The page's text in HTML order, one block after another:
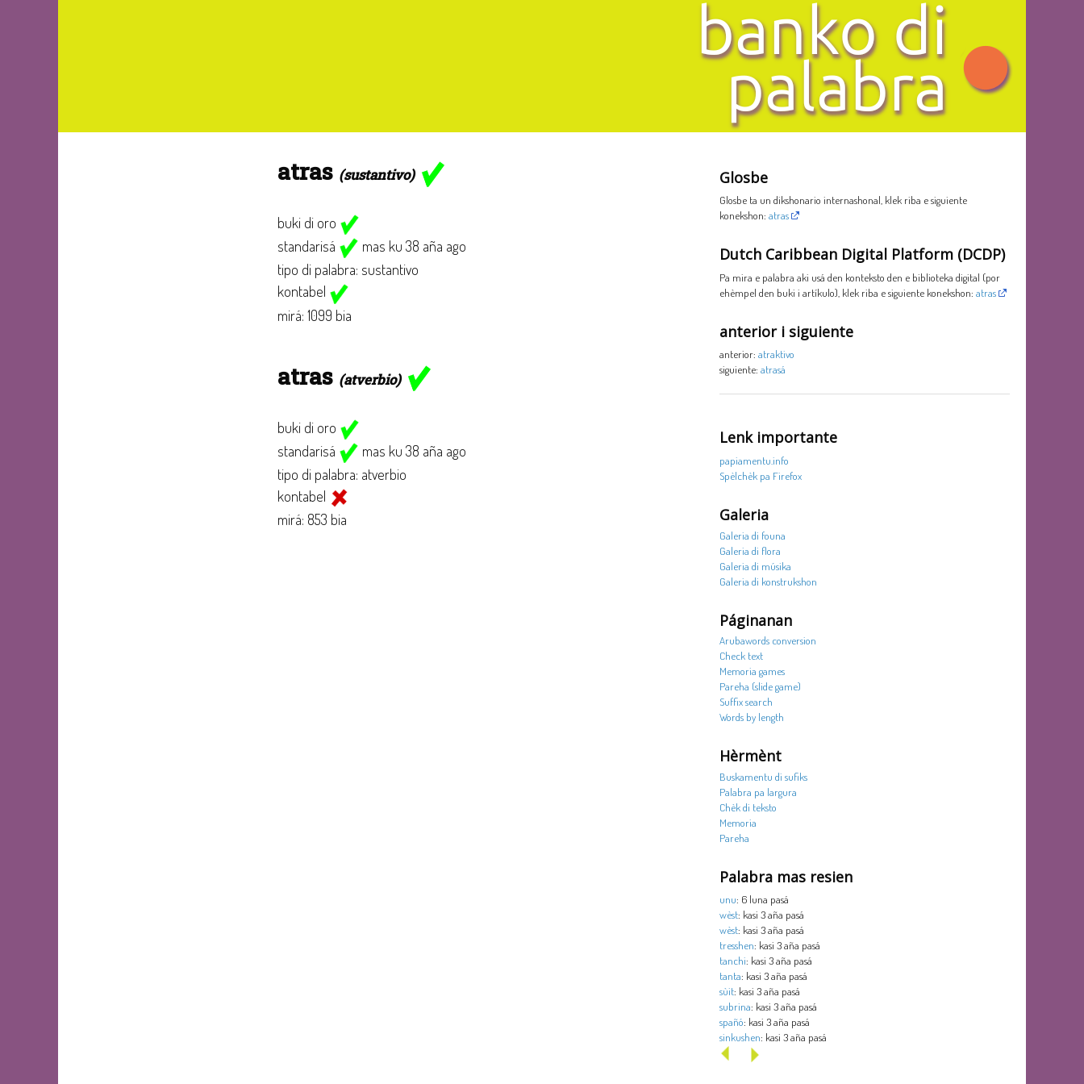
atras (sustantivo)
buki di oro
standarisá
mas ku 38 aña ago
tipo di palabra: sustantivo
kontabel
mirá: 1099 bia
atras (atverbio)
buki di oro
standarisá
mas ku 38 aña ago
tipo di palabra: atverbio
kontabel
mirá: 853 bia
Glosbe
Glosbe ta un dikshonario internashonal, klek riba e siguiente
konekshon: atras
Dutch Caribbean Digital Platform (DCDP)
Pa mira e palabra aki usá den konteksto den e biblioteka digital (por
ehèmpel den buki i artíkulo), klek riba e siguiente konekshon: atras
anterior i siguiente
anterior: atraktivo
siguiente: atrasá
Lenk importante
papiamentu.info
Spèlchèk pa Firefox
Galeria
Galeria di founa
Galeria di flora
Galeria di músika
Galeria di konstrukshon
Páginanan
Arubawords conversion
Check text
Memoria games
Pareha (slide game)
Suffix search
Words by length
Hèrmènt
Buskamentu di sufiks
Palabra pa largura
Chèk di teksto
Memoria
Pareha
Palabra mas resien
unu: 6 luna pasá
wèst: kasi 3 aña pasá
wèst: kasi 3 aña pasá
tresshen: kasi 3 aña pasá
tanchi: kasi 3 aña pasá
tanta: kasi 3 aña pasá
sùit: kasi 3 aña pasá
subrina: kasi 3 aña pasá
spañó: kasi 3 aña pasá
sinkushen: kasi 3 aña pasá